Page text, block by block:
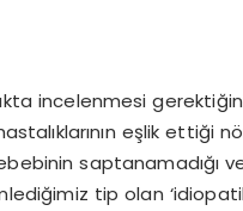
incelenmesi
eşlik ettiği
saptanamadığı
tip olan